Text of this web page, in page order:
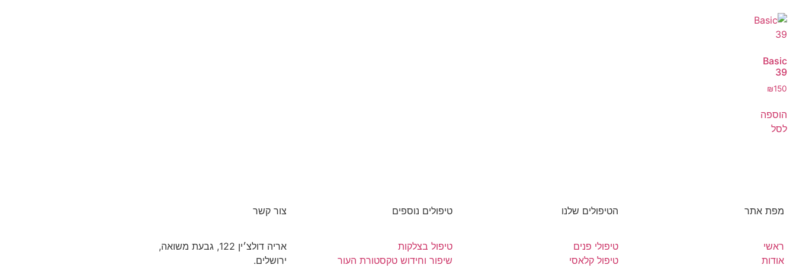
Basic
39
₪150
הוספה
לסל
מפת אתר
ראשי
אודות
הטיפולים שלנו
טיפולי פנים
טיפול קלאסי
טיפולים נוספים
טיפול בצלקות
שיפור וחידוש טקסטורת העור
צור קשר
אריה דולצ׳ין 122, גבעת משואה,
ירושלים.